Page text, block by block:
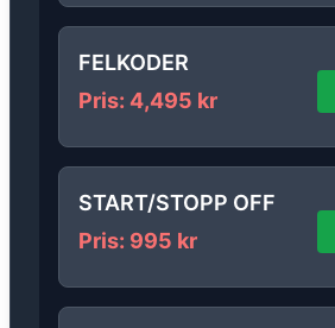
FELKODER
Pris: 4,495 kr
START/STOPP OFF
Pris: 995 kr